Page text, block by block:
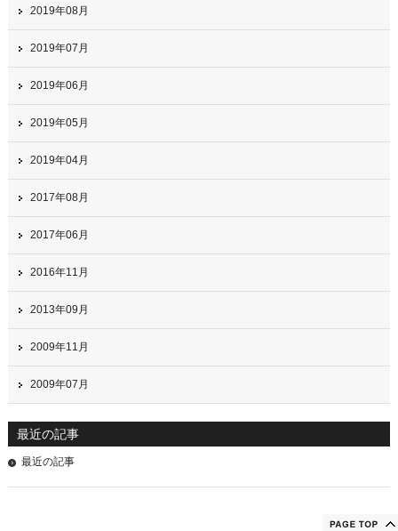
2019年08月
2019年07月
2019年06月
2019年05月
2019年04月
2017年08月
2017年06月
2016年11月
2013年09月
2009年11月
2009年07月
最近の記事
最近の記事